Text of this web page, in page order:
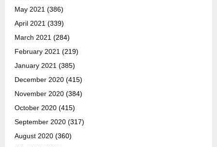
May 2021 (386)
April 2021 (339)
March 2021 (284)
February 2021 (219)
January 2021 (385)
December 2020 (415)
November 2020 (384)
October 2020 (415)
September 2020 (317)
August 2020 (360)